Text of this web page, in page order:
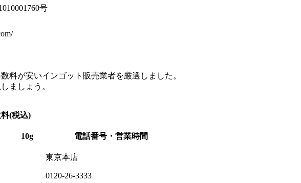
号
料が安いインゴット販売業者を厳選しました。
ましょう。
(税込)
10g 電話番号・営業時間
東京本店
0120-26-3333